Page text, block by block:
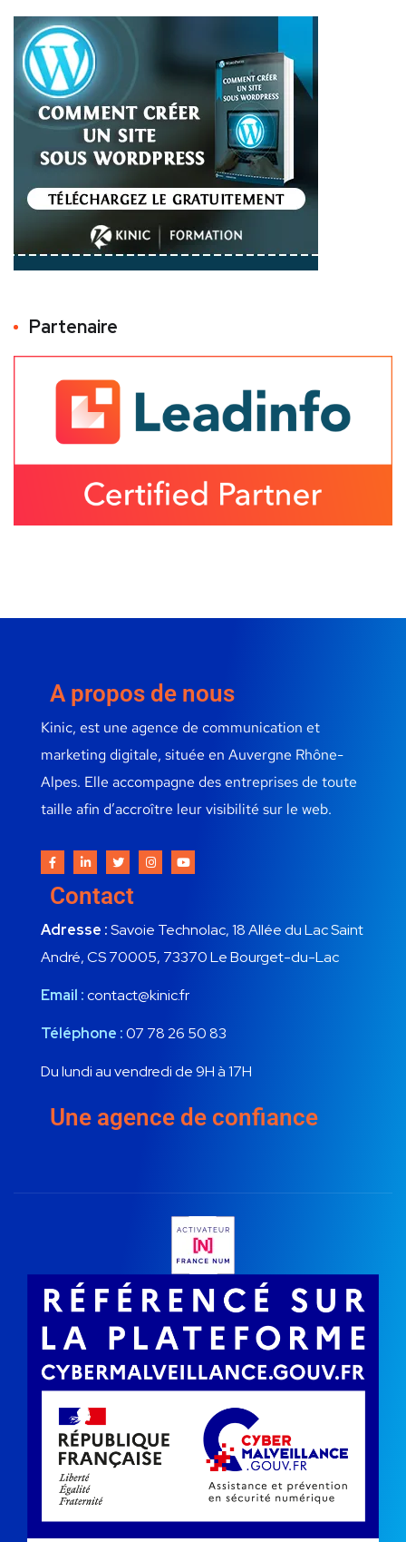
Partenaire
A propos de nous
Kinic, est une agence de communication et
marketing digitale, située en Auvergne Rhône-
Alpes. Elle accompagne des entreprises de toute
taille afin d’accroître leur visibilité sur le web.
Contact
Adresse :Savoie Technolac, 18 Allée du Lac Saint
André, CS 70005, 73370 Le Bourget-du-Lac
Email :contact@kinic.fr
Téléphone :07 78 26 50 83
Du lundi au vendredi de 9H à 17H
Une agence de confiance